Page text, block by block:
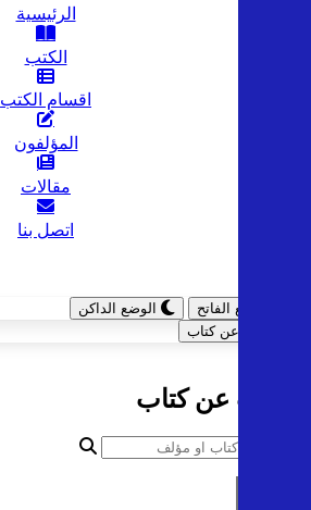
الرئيسية
الكتب
اقسام الكتب
المؤلفون
مقالات
اتصل بنا
الوضع الفاتح
الوضع الداكن
ابحث عن كتاب
البحث عن كتاب